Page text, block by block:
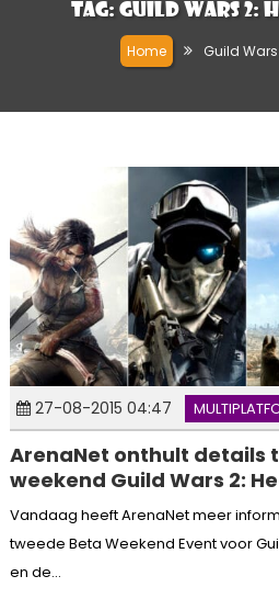
Tag: Guild Wars 2:
Home Guild
27-08-2015 04:47
ArenaNet onthult details
weekend Guild Wars 2:
Vandaag heeft ArenaNet meer
tweede Beta Weekend Event voor
en de...